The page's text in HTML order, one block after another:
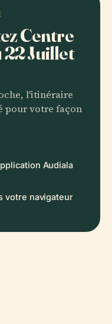
Centre
Juillet
l'itinéraire
pour votre façon
Audiala
votre navigateur